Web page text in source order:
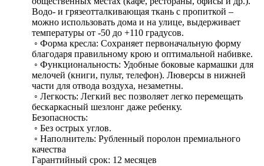
Водо- и грязеотталкивающая ткань с пропиткой –
можно использовать дома и на улице, выдерживает
температуры от -50 до +110 градусов.
◦ Форма кресла: Сохраняет первоначальную форму
благодаря правильному крою и оптимальной набивке.
◦ Функциональность: Удобные боковые кармашки для
мелочей (книги, пульт, телефон). Люверсы в нижней
части для отвода воздуха, незаметны.
◦ Легкость: Легкий вес позволяет легко перемещать
бескаркасный шезлонг даже ребенку.
Безопасность:
◦ Без острых углов.
◦ Наполнитель: Рубленный поролон премиального
качества
Гарантийный срок: 12 месяцев